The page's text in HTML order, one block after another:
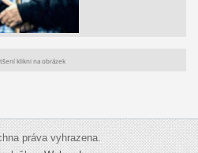
klikni na obrázek
práva vyhrazena.